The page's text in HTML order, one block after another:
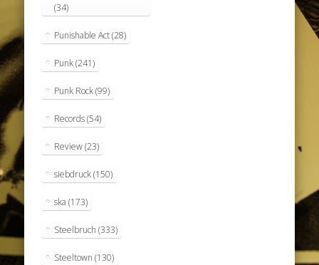
(34)
Punishable Act(28)
Punk(241)
Punk Rock(99)
Records(54)
Review(23)
siebdruck(150)
ska (173)
Steelbruch (333)
Steeltown (130)